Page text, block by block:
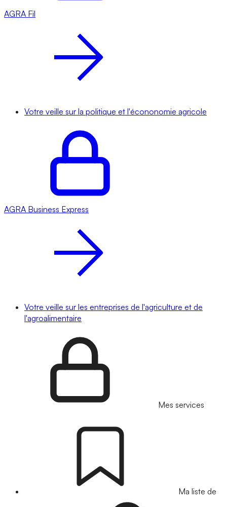
AGRA Fil
Votre veille sur la politique et l'écononomie agricole
AGRA Business Express
Votre veille sur les entreprises de l'agriculture et de
l'agroalimentaire
Mes services
Ma liste de